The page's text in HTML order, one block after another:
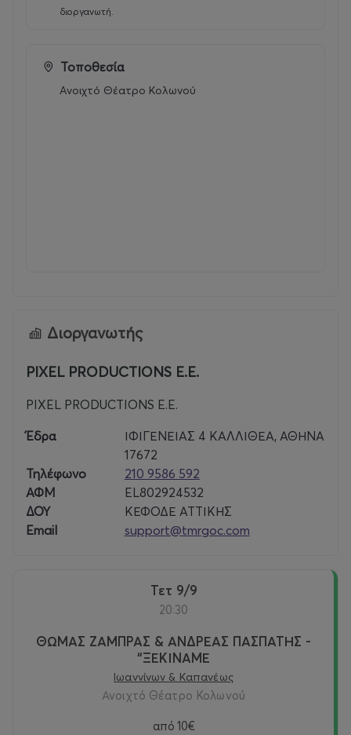
διοργανωτή.
Τοποθεσία
Ανοιχτό Θέατρο Κολωνού
Διοργανωτής
PIXEL PRODUCTIONS E.E.
PIXEL PRODUCTIONS E.E.
Έδρα
ΙΦΙΓΕΝΕΙΑΣ 4 ΚΑΛΛΙΘΕΑ, ΑΘΗΝΑ
17672
Τηλέφωνο
210 9586 592
ΑΦΜ
EL802924532
ΔΟΥ
ΚΕΦΟΔΕ ΑΤΤΙΚΗΣ
Email
support@tmrgoc.com
Τετ 9/9
20:30
ΘΩΜΑΣ ΖΑΜΠΡΑΣ & ΑΝΔΡΕΑΣ ΠΑΣΠΑΤΗΣ -
“ΞΕΚΙΝΑΜΕ
Ιωαννίνων & Καπανέως
Ανοιχτό Θέατρο Κολωνού
από 10€